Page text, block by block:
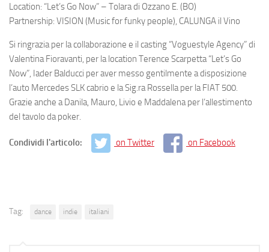
Location: “Let’s Go Now” – Tolara di Ozzano E. (BO)
Partnership: VISION (Music for funky people), CALUNGA il Vino
Si ringrazia per la collaborazione e il casting “Voguestyle Agency” di
Valentina Fioravanti, per la location Terence Scarpetta “Let’s Go
Now”, Iader Balducci per aver messo gentilmente a disposizione
l’auto Mercedes SLK cabrio e la Sig.ra Rossella per la FIAT 500.
Grazie anche a Danila, Mauro, Livio e Maddalena per l’allestimento
del tavolo da poker.
Condividi l'articolo: on Twitter on Facebook
Tag: dance indie italiani